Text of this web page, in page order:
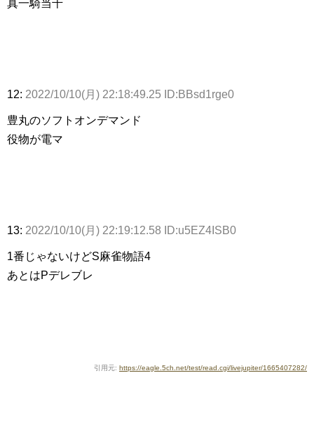
真一騎当千
12: 2022/10/10(月) 22:18:49.25 ID:BBsd1rge0
豊丸のソフトオンデマンド
役物が電マ
13: 2022/10/10(月) 22:19:12.58 ID:u5EZ4ISB0
1番じゃないけどS麻雀物語4
あとはPデレブレ
引用元: https://eagle.5ch.net/test/read.cgi/livejupiter/1665407282/